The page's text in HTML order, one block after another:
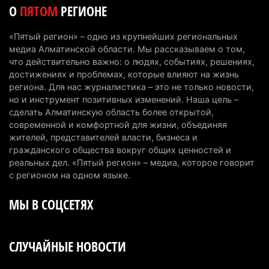
директора по коммуникациям
4 августа 2026 г. 20:22 93
Партия «Әділет» предложила превратить
университеты в центры технологий и новых
рабочих мест
4 августа 2026 г. 15:11
В Алматинской области назначили нового
председателя административного суда
В Алматинской области второй день не могут
4 августа 2026 г. 13:02
ОПЯТОМ РЕГИОНЕ
«Пятый регион» – одно из крупнейших региональных
медиа Алматинской области. Мы рассказываем о том,
что действительно важно: о людях, событиях, решениях,
достижениях и проблемах, которые влияют на жизнь
региона. Для нас журналистика – это не только новости,
но и инструмент позитивных изменений. Наша цель –
сделать Алматинскую область более открытой,
современной и комфортной для жизни, объединяя
жителей, представителей власти, бизнеса и
гражданского общества вокруг общих ценностей и
реальных дел. «Пятый регион» – медиа, которое говорит
с регионом на одном языке.
МЫ В СОЦСЕТЯХ
СЛУЧАЙНЫЕ НОВОСТИ